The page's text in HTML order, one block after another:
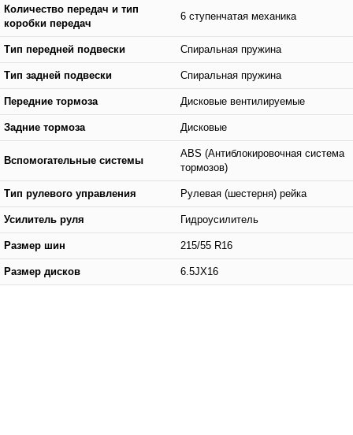
Количество передач и тип
коробки передач
6 ступенчатая механика
Тип передней подвески Спиральная пружина
Тип задней подвески Спиральная пружина
Передние тормоза Дисковые вентилируемые
Задние тормоза Дисковые
Вспомогательные системы
ABS (Антиблокировочная система
тормозов)
Тип рулевого управления Рулевая (шестерня) рейка
Усилитель руля Гидроусилитель
Размер шин 215/55 R16
Размер дисков 6.5JX16